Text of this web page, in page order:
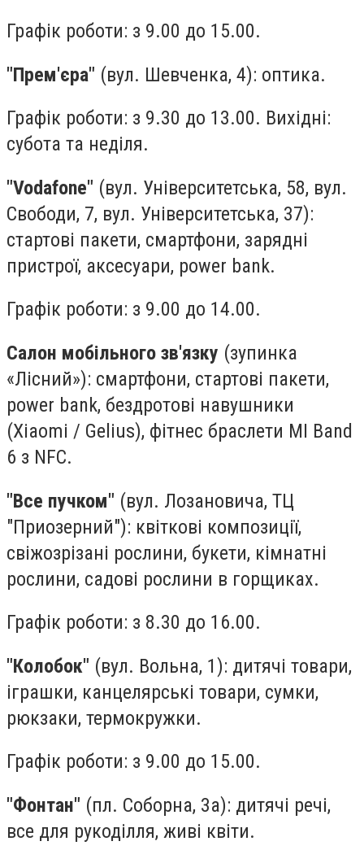
Графік роботи: з 9.00 до 15.00.
"Прем'єра" (вул. Шевченка, 4): оптика.
Графік роботи: з 9.30 до 13.00. Вихідні:
субота та неділя.
"Vodafonе" (вул. Університетська, 58, вул.
Свободи, 7, вул. Університетська, 37):
стартові пакети, смартфони, зарядні
пристрої, аксесуари, power bank.
Графік роботи: з 9.00 до 14.00.
Салон мобільного зв'язку (зупинка
«Лісний»): смартфони, стартові пакети,
power bank, бездротові навушники
(Xiaomi / Gelius), фітнес браслети MI Band
6 з NFC.
"Все пучком" (вул. Лозановича, ТЦ
"Приозерний"): квіткові композиції,
свіжозрізані рослини, букети, кімнатні
рослини, садові рослини в горщиках.
Графік роботи: з 8.30 до 16.00.
"Колобок" (вул. Вольна, 1): дитячі товари,
іграшки, канцелярські товари, сумки,
рюкзаки, термокружки.
Графік роботи: з 9.00 до 15.00.
"Фонтан" (пл. Соборна, 3а): дитячі речі,
все для рукоділля, живі квіти.